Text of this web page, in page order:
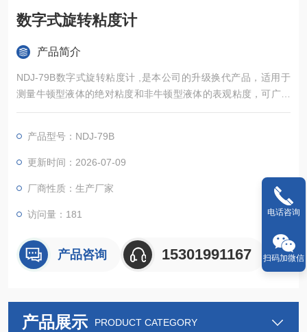
数字式旋转粘度计
产品简介
NDJ-79B数字式旋转粘度计 ,是本公司的升级换代产品，适用于
测量牛顿型液体的绝对粘度和非牛顿型液体的表观粘度，可广泛
应用于测定油脂、油漆、食品、涂料、造纸、化妆品、化工、胶
重量轻、使用方便、维护简单、经久耐用且能迅速可靠地测定液
体粘度等特点。
产品型号：NDJ-79B
更新时间：2026-07-09
厂商性质：生产厂家
访问量：181
产品咨询 15301991167
产品展示 PRODUCT CATEGORY
电话咨询
扫码加微信